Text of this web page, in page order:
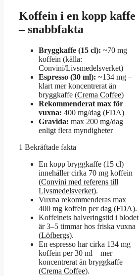
Koffein i en kopp kaffe
– snabbfakta
Bryggkaffe (15 cl): ~70 mg
koffein (källa:
Convini/Livsmedelsverket)
Espresso (30 ml): ~134 mg –
klart mer koncentrerat än
bryggkaffe (Crema Coffee)
Rekommenderat max för
vuxna: 400 mg/dag (FDA)
Gravida: max 200 mg/dag
enligt flera myndigheter
1 Bekräftade fakta
En kopp bryggkaffe (15 cl)
innehåller cirka 70 mg koffein
(Convini med referens till
Livsmedelsverket).
Vuxna rekommenderas max
400 mg koffein per dag (FDA).
Koffeinets halveringstid i blodet
är 3–5 timmar hos friska vuxna
(Löfbergs).
En espresso har cirka 134 mg
koffein per 30 ml – mer
koncentrerat än bryggkaffe
(Crema Coffee).